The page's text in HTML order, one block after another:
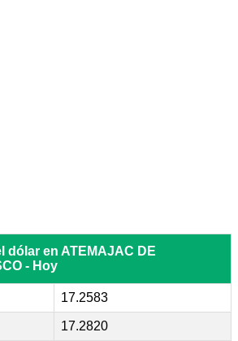
dólar en ATEMAJAC DE
- Hoy
17.2583
17.2820